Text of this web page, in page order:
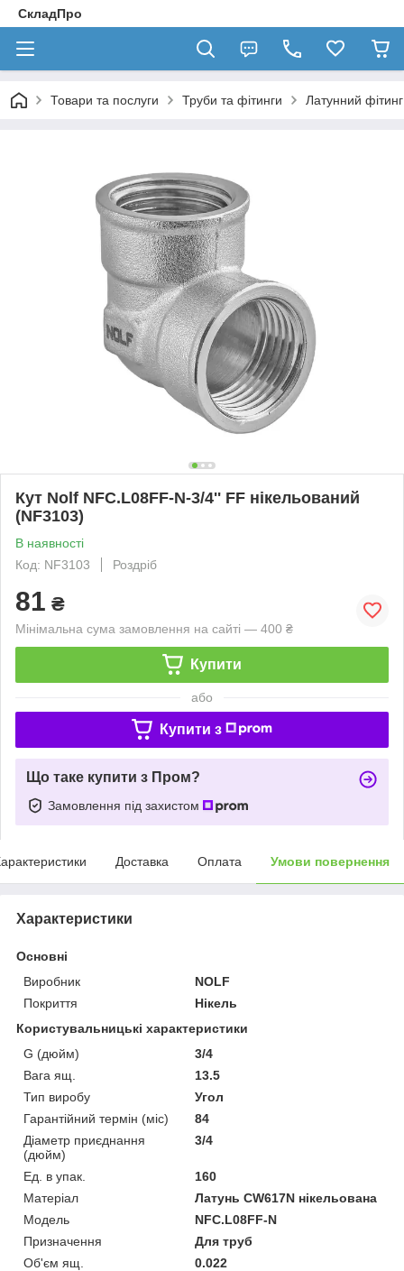
СкладПро
Товари та послуги Труби та фітинги Латунний фітинг
Кут Nolf NFC.L08FF-N-3/4'' FF нікельований
(NF3103)
В наявності
Код: NF3103
Роздріб
81 ₴
Мінімальна сума замовлення на сайті — 400 ₴
Купити
або
Купити з
Що таке купити з Пром?
Замовлення під захистом
Доставка Оплата Умови повернення
Характеристики
Основні
Виробник
NOLF
Покриття
Нікель
Користувальницькі характеристики
G (дюйм)
3/4
Вага ящ.
13.5
Тип виробу
Угол
Гарантійний термін (міс)
84
Діаметр приєднання
(дюйм)
3/4
Ед. в упак.
160
Матеріал
Латунь CW617N нікельована
Мoдель
NFC.L08FF-N
Призначення
Для труб
Об'єм ящ.
0.022